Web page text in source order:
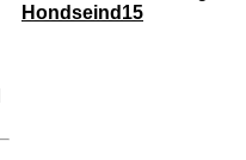
Hondseind15